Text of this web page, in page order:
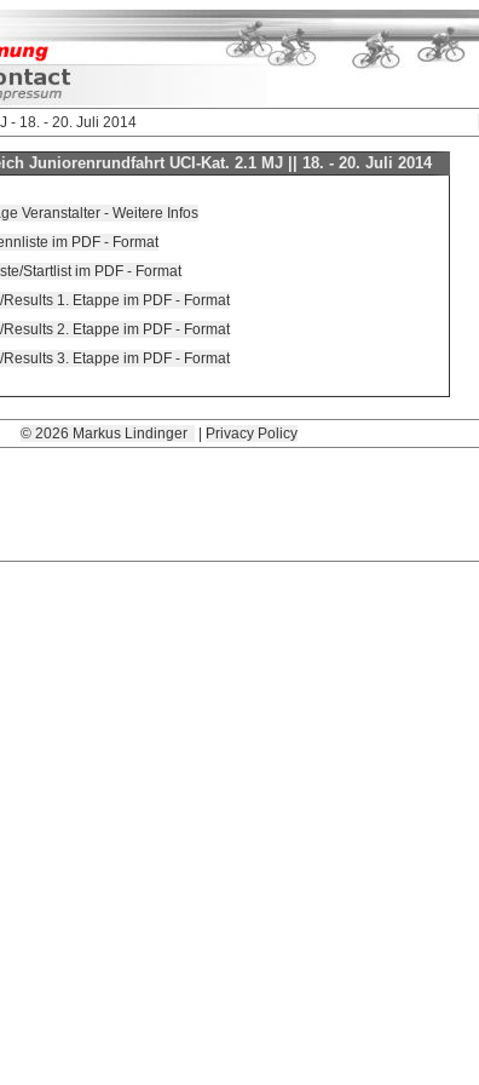
- 18. - 20. Juli 2014
Juniorenrundfahrt UCI-Kat. 2.1 MJ || 18. - 20. Juli 2014
Veranstalter - Weitere Infos
im PDF - Format
Startlist im PDF - Format
1. Etappe im PDF - Format
2. Etappe im PDF - Format
3. Etappe im PDF - Format
© 2026 Markus Lindinger Privacy Policy